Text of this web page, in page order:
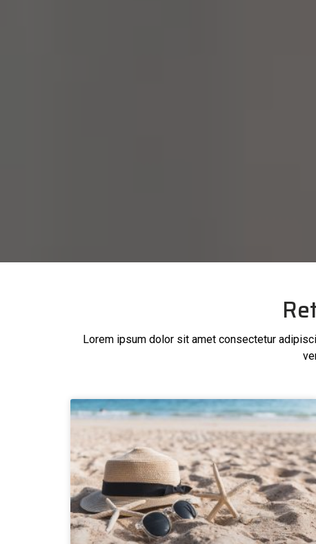
Lorem ipsum dolor sit amet consectetur